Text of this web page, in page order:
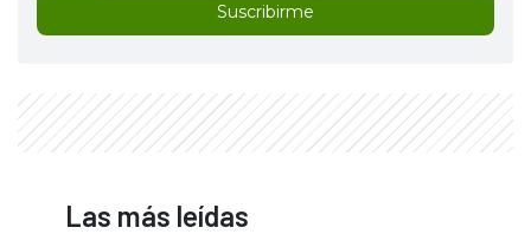
Suscribirme
Las más leídas